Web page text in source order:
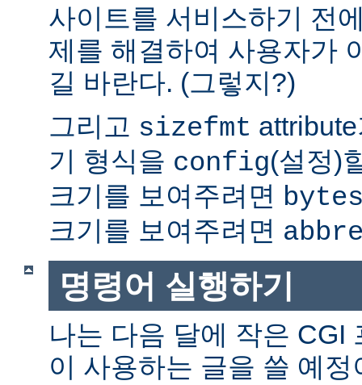
사이트를 서비스하기 전
제를 해결하여 사용자가
길 바란다. (그렇지?)
그리고 sizefmt
기 형식을 config(설정)
크기를 보여주려면
크기를 보여주려면
명령어 실행하기
나는 다음 달에 작은 CGI
이 사용하는 글을 쓸 예